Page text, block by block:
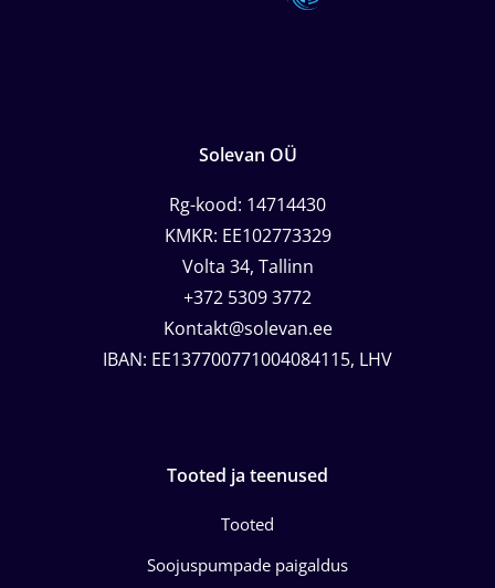
Solevan OÜ
Rg-kood: 14714430
KMKR: EE102773329
Volta 34, Tallinn
+372 5309 3772
Kontakt@solevan.ee
IBAN: EE137700771004084115, LHV
Tooted ja teenused
Tooted
Soojuspumpade paigaldus